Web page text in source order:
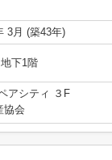
3月 (築43年)
下1階
アシティ ３F
協会